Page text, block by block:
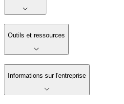
Outils et ressources
Informations sur l'entreprise